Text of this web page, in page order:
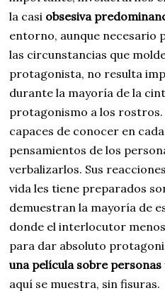
la casi obsesiva
entorno, aunque necesario
las circunstancias que
protagonista, no resulta
durante la mayoría de la
protagonismo a los rostros.
capaces de conocer en
pensamientos de los
verbalizarlos. Sus
vida les tiene preparados
demuestran la mayoría de
donde el interlocutor
para dar absoluto
una película sobre personas
aquí se muestra, sin fisuras.